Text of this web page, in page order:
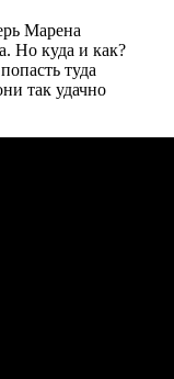
Марена
Но куда и как?
туда
так удачно